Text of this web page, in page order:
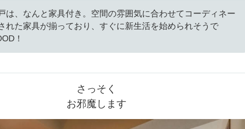
は、なんと家具付き。空間の雰囲気に合わせてコーディネー
れた家具が揃っており、すぐに新生活を始められそうで
！
さっそく
お邪魔します